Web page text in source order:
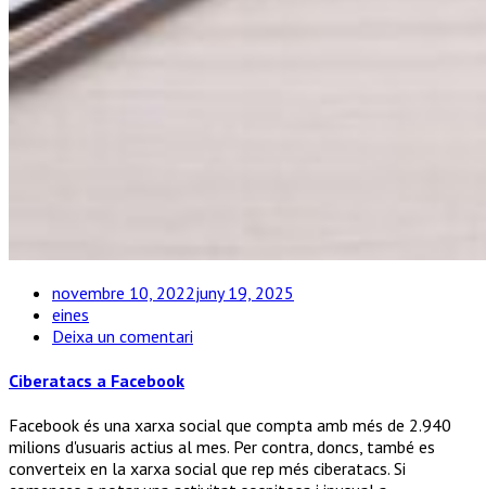
novembre 10, 2022juny 19, 2025
eines
Deixa un comentari
Ciberatacs a Facebook
Facebook és una xarxa social que compta amb més de 2.940
milions d'usuaris actius al mes. Per contra, doncs, també es
converteix en la xarxa social que rep més ciberatacs. Si